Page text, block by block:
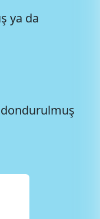
ya da
dondurulmuş